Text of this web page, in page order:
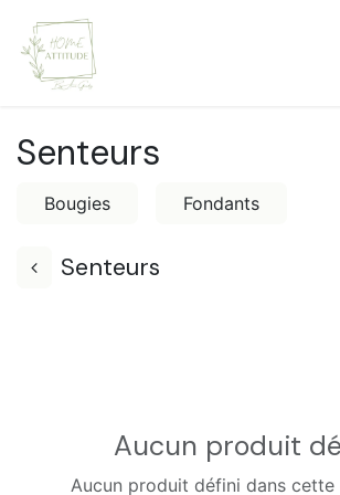
Senteurs
Bougies Fondants
Senteurs
Aucun produit
Aucun produit défini dans cette